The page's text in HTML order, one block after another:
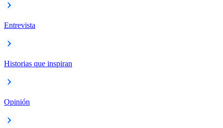
Entrevista
Historias que inspiran
Opinión